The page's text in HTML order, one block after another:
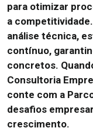
para otimizar
a competitividade.
análise técnica,
contínuo,
concretos.
Consultoria
conte com a
desafios
crescimento.